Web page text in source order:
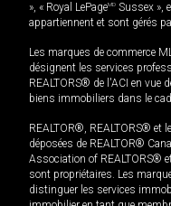
», « Royal LePageMD Sussex »,
appartiennent et sont gérés
Les marques de commerce
désignent les services
REALTORS® de l'ACI en vue
biens immobiliers dans le
REALTOR®, REALTORS® et
déposées de REALTOR®
Association of REALTORS®
sont propriétaires. Les
distinguer les services